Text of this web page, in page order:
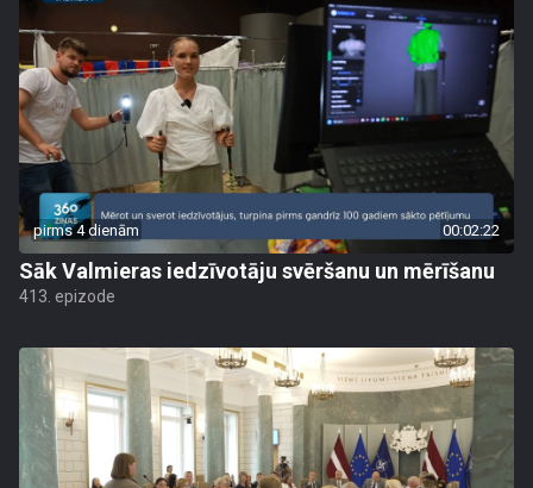
pirms 4 dienām 00:02:22
Sāk Valmieras iedzīvotāju svēršanu un mērīšanu
413. epizode